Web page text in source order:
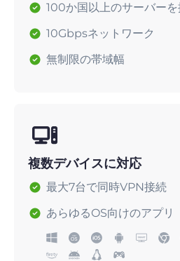
100か国以上のサーバー
10Gbpsネットワーク
無制限の帯域幅
複数デバイスに対応
最大7台で同時VPN接続
あらゆるOS向けのアプリ